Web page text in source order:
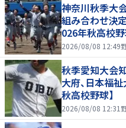
神奈川秋季大
組み合わせ決
026年秋高校野
2026/08/08 12:49
秋季愛知大会
大府、日本福
秋高校野球】
2026/08/08 12:31